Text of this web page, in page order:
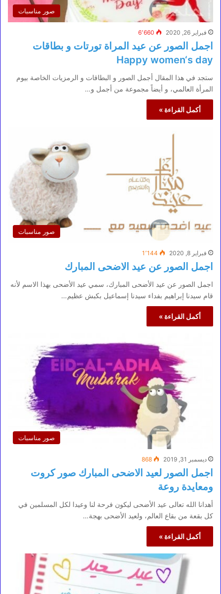
صور مناسبات
فبراير 26, 2020 6٬660
اجمل الصور عن عيد المراة تورتات و بطاقات
Happy women‘s day
ستجد في هذا المقال أجمل الصور و البطاقات و الرمزيات الخاصة بيوم
المرأة العالمي، و أيضاً مجموعة من أجمل و…
أكمل القراءة »
صور مناسبات
فبراير 8, 2020 1٬144
اجمل الصور عن عيد الاضحى المبارك
اجمل الصور عن عيد الأضحى المبارك، سمي عيد الأضحى بهذا الاسم لأنه
قام سيدنا إبراهيم بفداء سيدنا إسماعيل بكبش عظيم…
أكمل القراءة »
صور مناسبات
ديسمبر 31, 2019 868
اجمل الصور لعيد الاضحى المبارك صور كروت
ومعايدة روعة
أهدانا الله تعالى عيد الأضحى ليكون فرحة لنا وعيدا لكل المسلمين في
كل بقعة من بقاع العالم، ولعيد الأضحى بهجة…
أكمل القراءة »